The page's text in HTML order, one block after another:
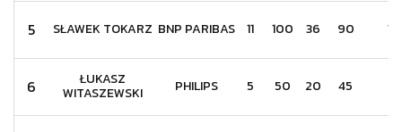
5 SŁAWEK TOKARZ BNP PARIBAS 11 100 36 90 15
6 ŁUKASZ
WITASZEWSKI PHILIPS 5 50 20 45